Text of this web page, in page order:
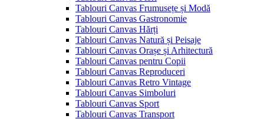
Tablouri Canvas Frumusețe și Modă
Tablouri Canvas Gastronomie
Tablouri Canvas Hărți
Tablouri Canvas Natură și Peisaje
Tablouri Canvas Orașe și Arhitectură
Tablouri Canvas pentru Copii
Tablouri Canvas Reproduceri
Tablouri Canvas Retro Vintage
Tablouri Canvas Simboluri
Tablouri Canvas Sport
Tablouri Canvas Transport